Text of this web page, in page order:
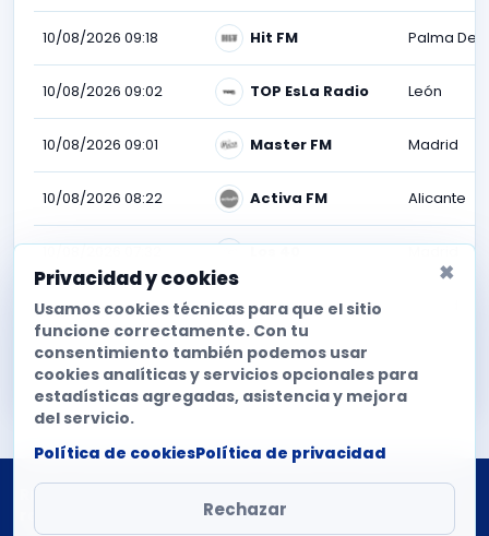
10/08/2026 09:18 Hit FM Palma De
10/08/2026 09:02 TOP EsLa Radio León
10/08/2026 09:01 Master FM Madrid
10/08/2026 08:22 Activa FM Alicante
10/08/2026 07:22 Cadena DIAL
10/08/2026 07:21 Ocionews
×
Privacidad y cookies
Usamos cookies técnicas para que el sitio
funcione correctamente. Con tu
consentimiento también podemos usar
cookies analíticas y servicios opcionales para
estadísticas agregadas, asistencia y mejora
del servicio.
Política de cookiesPolítica de privacidad
Rechazar